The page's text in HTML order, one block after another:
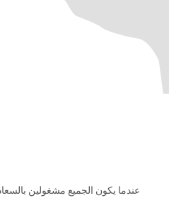
عندما يكون الجميع مشغولين